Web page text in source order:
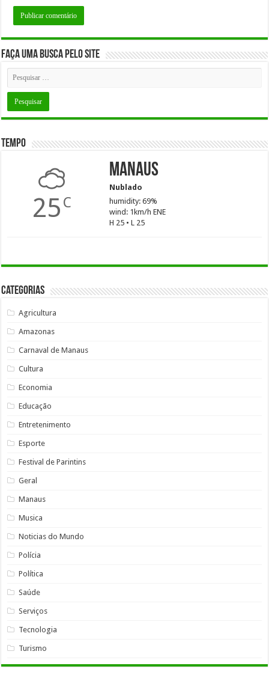
Faça uma busca pelo Site
Tempo
25 C
Manaus
Nublado
humidity: 69%
wind: 1km/h ENE
H 25 • L 25
Categorias
Agricultura
Amazonas
Carnaval de Manaus
Cultura
Economia
Educação
Entretenimento
Esporte
Festival de Parintins
Geral
Manaus
Musica
Noticias do Mundo
Polícia
Política
Saúde
Serviços
Tecnologia
Turismo